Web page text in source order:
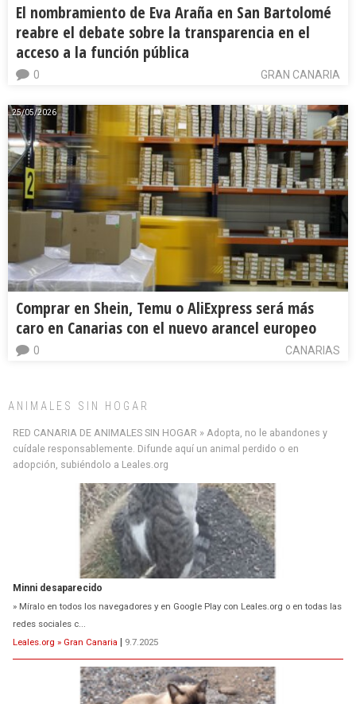
El nombramiento de Eva Araña en San Bartolomé
reabre el debate sobre la transparencia en el
acceso a la función pública
GRAN CANARIA
0
25/05/2026
Comprar en Shein, Temu o AliExpress será más
caro en Canarias con el nuevo arancel europeo
CANARIAS
0
ANIMALES SIN HOGAR
RED CANARIA DE ANIMALES SIN HOGAR » Adopta, no le abandones y
cuídale responsablemente. Difunde aquí un animal perdido o en
adopción, subiéndolo a Leales.org
Minni desaparecido
» Míralo en todos los navegadores y en Google Play con Leales.org o en todas las
redes sociales c...
Leales.org » Gran Canaria | 9.7.2025
Siami Perdida
Se llama Siami,es hembra de 4 años,esterilizada con marca de
oreja,cariñosa,mimosa pero miedosa,e...
Leales.org » Gran Canaria | 9.7.2025